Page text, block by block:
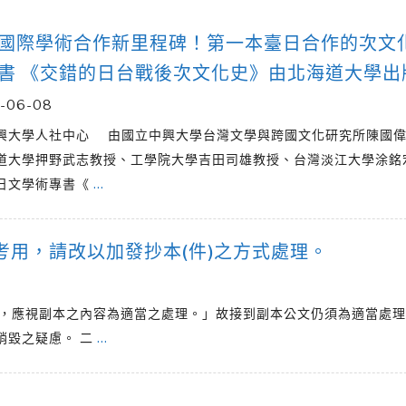
際學術合作新里程碑！第一本臺日合作的次文
《交錯的日台戰後次文化史》由北海道大學出
06-08
大學人社中心 由國立中興大學台灣文學與跨國文化研究所陳國
大學押野武志教授、工學院大學吉田司雄教授、台灣淡江大學涂銘
文學術專書《 …
，請改以加發抄本(件)之方式處理。
視副本之內容為適當之處理。」故接到副本公文仍須為適當處
毀之疑慮。 二 …